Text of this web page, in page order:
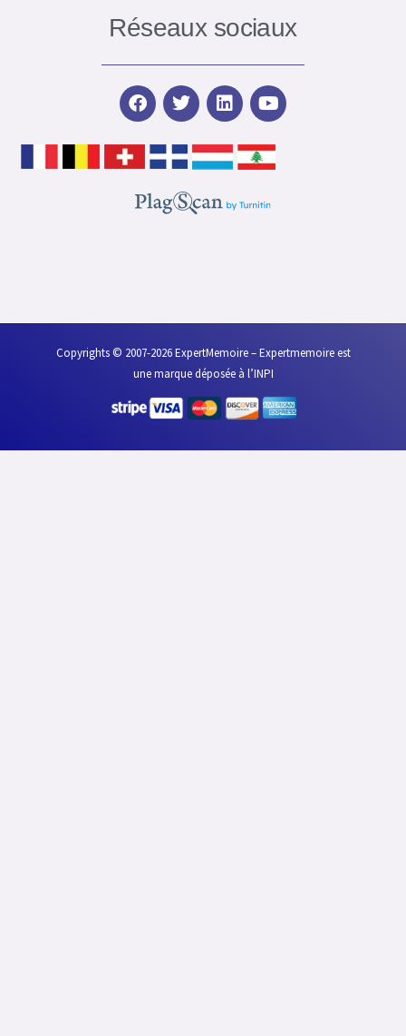
Réseaux sociaux
F
a
e
b
o
T
w
t
t
r
L
i
k
e
i
Y
o
t
u
e
Copyrights © 2007-2026 ExpertMemoire – Expertmemoire est
une marque déposée à l’INPI